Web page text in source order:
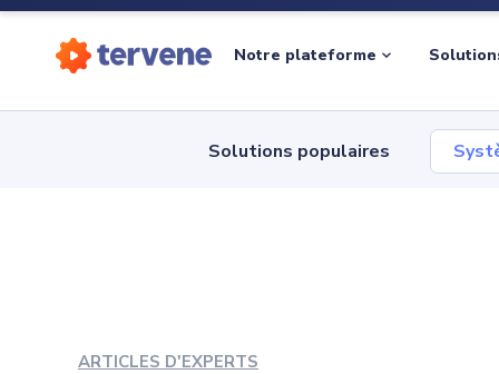
Notre plateforme
Solutions populaires
ARTICLES D'EXPERTS